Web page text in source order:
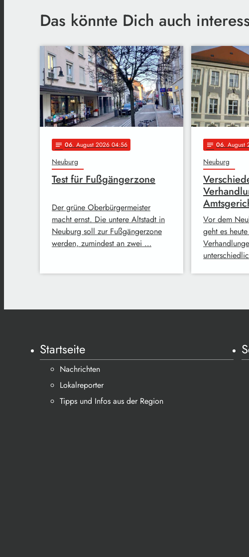
Das könnte Dich auch
notes 06. August 2026 04:56
Neuburg
Test für Fußgängerzone
Der grüne Oberbürgermeister
macht ernst. Die untere Altstadt in
Neuburg soll zur Fußgängerzone
werden, zumindest an zwei …
notes 06. August
Neuburg
Vor dem
geht es
Startseite
Nachrichten
Lokalreporter
Tipps und Infos aus der Region